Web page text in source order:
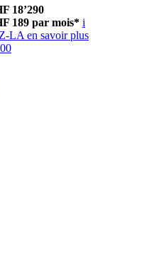
18’290
189 par mois* i
LA en savoir plus